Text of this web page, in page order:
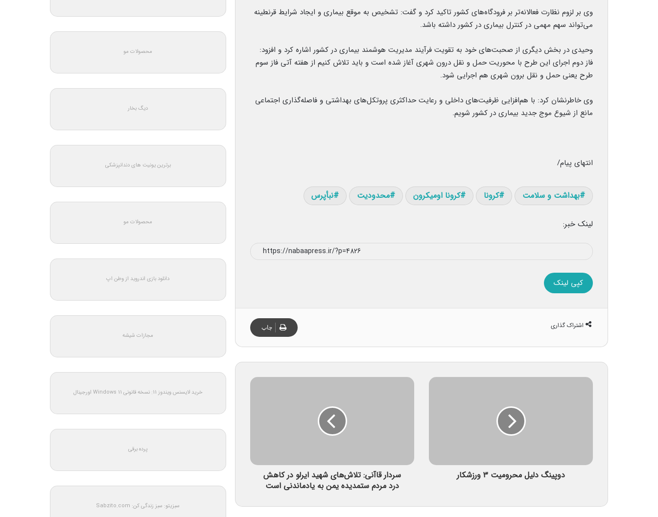
وی بر لزوم نظارت فعالانه‌تر بر فرودگاه‌های کشور تاکید کرد و گفت: تشخیص به موقع بیماری و ایجاد شرایط قرنطینه
می‌تواند سهم مهمی در کنترل بیماری در کشور داشته باشد.
وحیدی در بخش دیگری از صحبت‌های خود به تقویت فرآیند مدیریت هوشمند بیماری در کشور اشاره کرد و افزود:
فاز دوم اجرای این طرح با محوریت حمل و نقل درون شهری آغاز شده است و باید تلاش کنیم از هفته آتی فاز سوم
طرح یعنی حمل و نقل برون شهری هم اجرایی شود.
وی خاطرنشان کرد: با هم‌افزایی ظرفیت‌های داخلی و رعایت حداکثری پروتکل‌های بهداشتی و فاصله‌گذاری اجتماعی
مانع از شیوع موج جدید بیماری در کشور شویم.
انتهای پیام/
بهداشت و سلامت کرونا کرونا اومیکرون محدودیت نبأپرس
لینک خبر:
کپی لینک
اشتراک گذاری چاپ
دوپینگ دلیل محرومیت ۳ ورزشکار
سردار قاآنی: تلاش‌های شهید ایرلو در کاهش
درد مردم ستمدیده یمن به یادماندنی است
محصولات مو
دیگ بخار
برترین یونیت های دندانپزشکی
محصولات مو
دانلود بازی اندروید از وطن اپ
مجازات شیشه
خرید لایسنس ویندوز 11: نسخه قانونی Windows 11 اورجینال
پرده برقی
سبزیتو: سبز زندگی کن: Sabzito.com